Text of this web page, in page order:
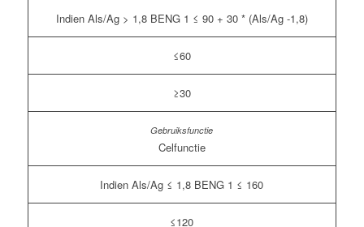
Indien Als/Ag > 1,8 BENG 1 ≤ 90 + 30 * (Als/Ag -1,8)
≤60
≥30
Celfunctie
Indien Als/Ag ≤ 1,8 BENG 1 ≤ 160
≤120